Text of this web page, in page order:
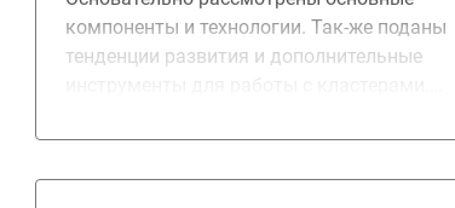
компоненты и технологии. Так-же поданы
тенденции развития и дополнительные
отличаются по сложности, у некоторых